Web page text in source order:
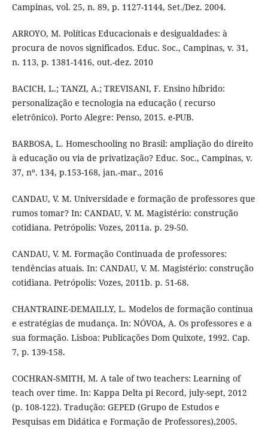
Campinas, vol. 25, n. 89, p. 1127-1144, Set./Dez. 2004.
ARROYO, M. Políticas Educacionais e desigualdades: à
procura de novos significados. Educ. Soc., Campinas, v. 31,
n. 113, p. 1381-1416, out.-dez. 2010
BACICH, L.; TANZI, A.; TREVISANI, F. Ensino híbrido:
personalização e tecnologia na educação ( recurso
eletrônico). Porto Alegre: Penso, 2015. e-PUB.
BARBOSA, L. Homeschooling no Brasil: ampliação do direito
à educação ou via de privatização? Educ. Soc., Campinas, v.
37, nº. 134, p.153-168, jan.-mar., 2016
CANDAU, V. M. Universidade e formação de professores que
rumos tomar? In: CANDAU, V. M. Magistério: construção
cotidiana. Petrópolis: Vozes, 2011a. p. 29-50.
CANDAU, V. M. Formação Continuada de professores:
tendências atuais. In: CANDAU, V. M. Magistério: construção
cotidiana. Petrópolis: Vozes, 2011b. p. 51-68.
CHANTRAINE-DEMAILLY, L. Modelos de formação contínua
e estratégias de mudança. In: NÓVOA, A. Os professores e a
sua formação. Lisboa: Publicações Dom Quixote, 1992. Cap.
7, p. 139-158.
COCHRAN-SMITH, M. A tale of two teachers: Learning of
teach over time. In: Kappa Delta pi Record, july-sept, 2012
(p. 108-122). Tradução: GEPED (Grupo de Estudos e
Pesquisas em Didática e Formação de Professores),2005.